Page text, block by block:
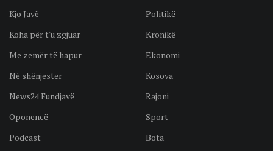
Kjo Javë
Koha për t'u zgjuar
Me zemër të hapur
Në shënjester
News24 Fundjavë
Oponencë
Podcast
Politikë
Kronikë
Ekonomi
Kosova
Rajoni
Sport
Bota